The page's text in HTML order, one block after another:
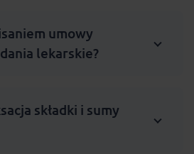
umowy
lekarskie?
składki i sumy